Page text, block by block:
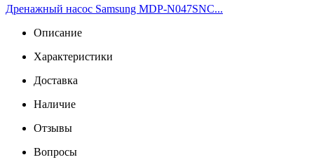
Дренажный насос Samsung MDP-N047SNC...
Описание
Характеристики
Доставка
Наличие
Отзывы
Вопросы